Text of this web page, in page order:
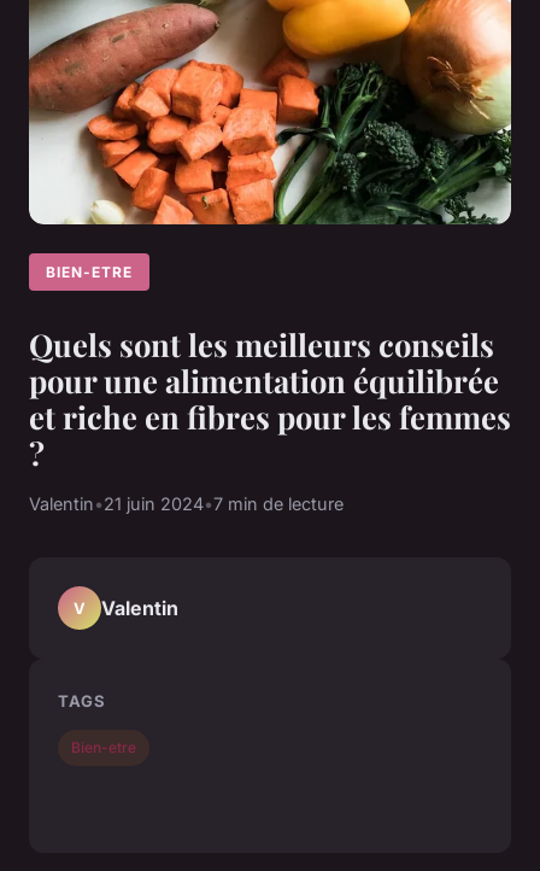
BIEN-ETRE
Quels sont les meilleurs conseils
pour une alimentation équilibrée
et riche en fibres pour les femmes
?
Valentin•21 juin 2024•7 min de lecture
V Valentin
TAGS
Bien-etre